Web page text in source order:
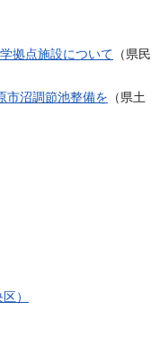
拠点施設について （県民
市沼調節池整備を （県土
）